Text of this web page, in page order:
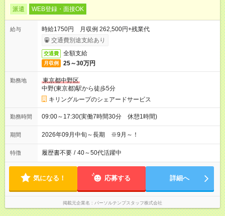
派遣 WEB登録・面接OK
給与
時給1750円 月収例 262,500円+残業代
交通費別途支給あり
交通費 全額支給
月収例 25～30万円
勤務地
東京都中野区
中野(東京都)駅から徒歩5分
キリングループのシェアードサービス
勤務時間 09:00～17:30(実働7時間30分 休憩1時間)
期間 2026年09月中旬～長期 ※9月～！
特徴 履歴書不要 / 40～50代活躍中
気になる！ 応募する 詳細へ
掲載元企業名 パーソルテンプスタッフ株式会社